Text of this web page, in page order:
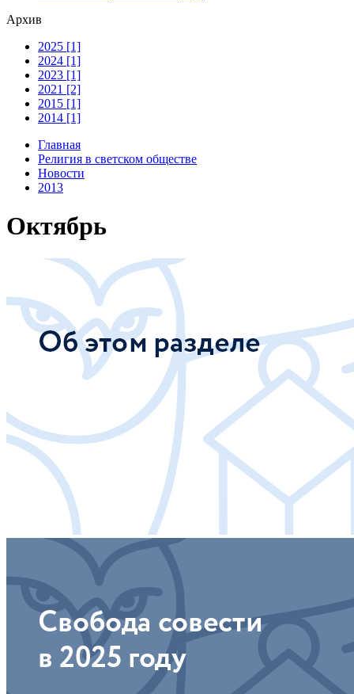
Архив
2025 [1]
2024 [1]
2023 [1]
2021 [2]
2015 [1]
2014 [1]
Главная
Религия в светском обществе
Новости
2013
Октябрь